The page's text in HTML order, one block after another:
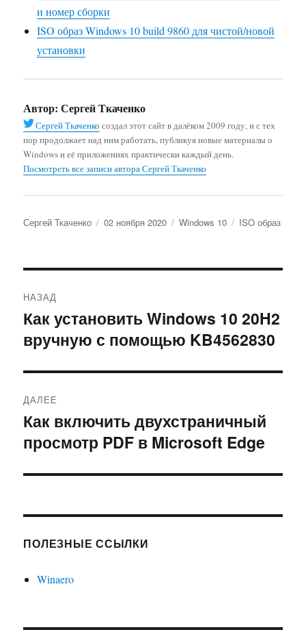
и номер сборки
ISO образ Windows 10 build 9860 для чистой/новой
установки
Автор: Сергей Ткаченко
Сергей Ткаченко создал этот сайт в далёком 2009 году, и с тех
пор продолжает над ним работать, публикуя новые материалы о
Windows и её приложениях практически каждый день.
Посмотреть все записи автора Сергей Ткаченко
Автор
Сергей Ткаченко Опубликовано
02 ноября 2020 Рубрики
Windows 10 Метки
ISO образ
по
записям
НАЗАД
Предыдущая
запись:
Как установить Windows 10 20H2
вручную с помощью KB4562830
ДАЛЕЕ
Следующая
запись:
Как включить двухстраничный
просмотр PDF в Microsoft Edge
ПОЛЕЗНЫЕ ССЫЛКИ
Winaero